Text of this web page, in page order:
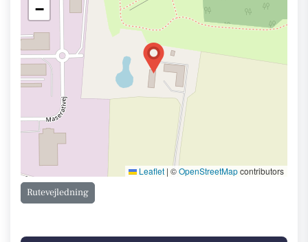
−
Leaflet | ©OpenStreetMapcontributors
Rutevejledning